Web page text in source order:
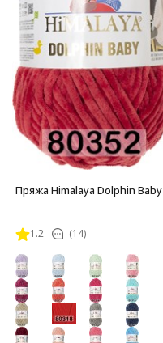
Пряжа Himalaya Dolphin Baby
1.2 (14)